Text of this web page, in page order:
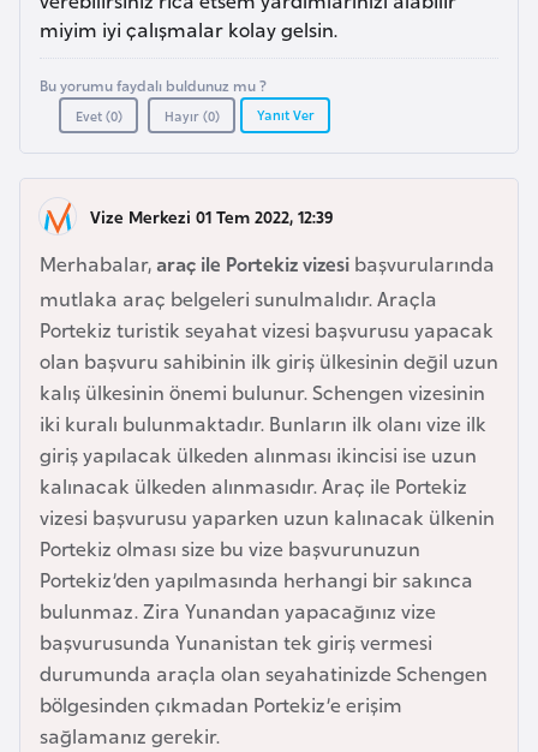
m
l
e
r
i
miyim iyi çalışmalar kolay gelsin.
Bu yorumu faydalı buldunuz mu ?
Evet (0) Hayır (0) Yanıt Ver
Vize Merkezi 01 Tem 2022, 12:39
Merhabalar, araç ile Portekiz vizesi başvurularında
mutlaka araç belgeleri sunulmalıdır. Araçla
Portekiz turistik seyahat vizesi başvurusu yapacak
olan başvuru sahibinin ilk giriş ülkesinin değil uzun
kalış ülkesinin önemi bulunur. Schengen vizesinin
iki kuralı bulunmaktadır. Bunların ilk olanı vize ilk
giriş yapılacak ülkeden alınması ikincisi ise uzun
kalınacak ülkeden alınmasıdır. Araç ile Portekiz
vizesi başvurusu yaparken uzun kalınacak ülkenin
Portekiz olması size bu vize başvurunuzun
Portekiz’den yapılmasında herhangi bir sakınca
bulunmaz. Zira Yunandan yapacağınız vize
başvurusunda Yunanistan tek giriş vermesi
durumunda araçla olan seyahatinizde Schengen
bölgesinden çıkmadan Portekiz’e erişim
sağlamanız gerekir.
y
a
z
e
r
a
y
c
a
n
B
h
r
e
y
n
B